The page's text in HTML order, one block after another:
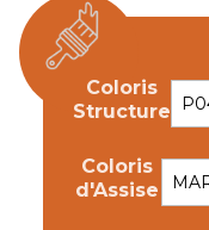
Coloris
Structure
Coloris
d'Assise